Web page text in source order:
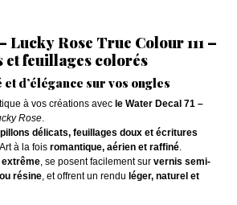
Lucky Rose True Colour 111 –
feuillages colorés
d’élégance sur vos ongles
à vos créations avec le Water Decal 71 –
Rose.
délicats, feuillages doux et écritures
à la fois romantique, aérien et raffiné.
, se posent facilement sur vernis semi-
résine, et offrent un rendu léger, naturel et